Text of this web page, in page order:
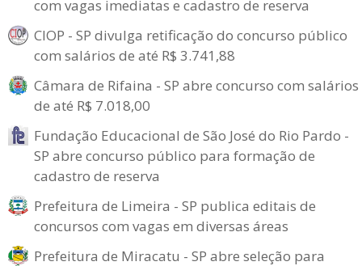
com vagas imediatas e cadastro de reserva
CIOP - SP divulga retificação do concurso público
com salários de até R$ 3.741,88
Câmara de Rifaina - SP abre concurso com salários
de até R$ 7.018,00
Fundação Educacional de São José do Rio Pardo -
SP abre concurso público para formação de
cadastro de reserva
Prefeitura de Limeira - SP publica editais de
concursos com vagas em diversas áreas
Prefeitura de Miracatu - SP abre seleção para